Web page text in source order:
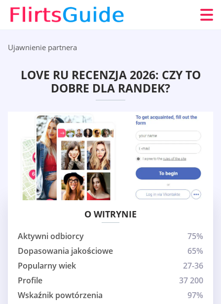
Ujawnienie partnera
LOVE RU RECENZJA 2026: CZY TO
DOBRE DLA RANDEK?
O WITRYNIE
Aktywni odbiorcy
75%
Dopasowania jakościowe
65%
Popularny wiek
27-36
Profile
37 200
Wskaźnik powtórzenia
97%